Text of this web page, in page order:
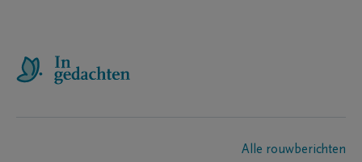
Alle rouwberichten